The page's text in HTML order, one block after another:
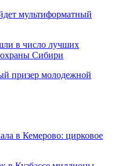
мультиформатный
в число лучших
Сибири
призер молодежной
в Кемерово: цирковое